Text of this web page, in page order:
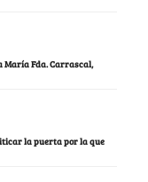
María Fda. Carrascal,
la puerta por la que